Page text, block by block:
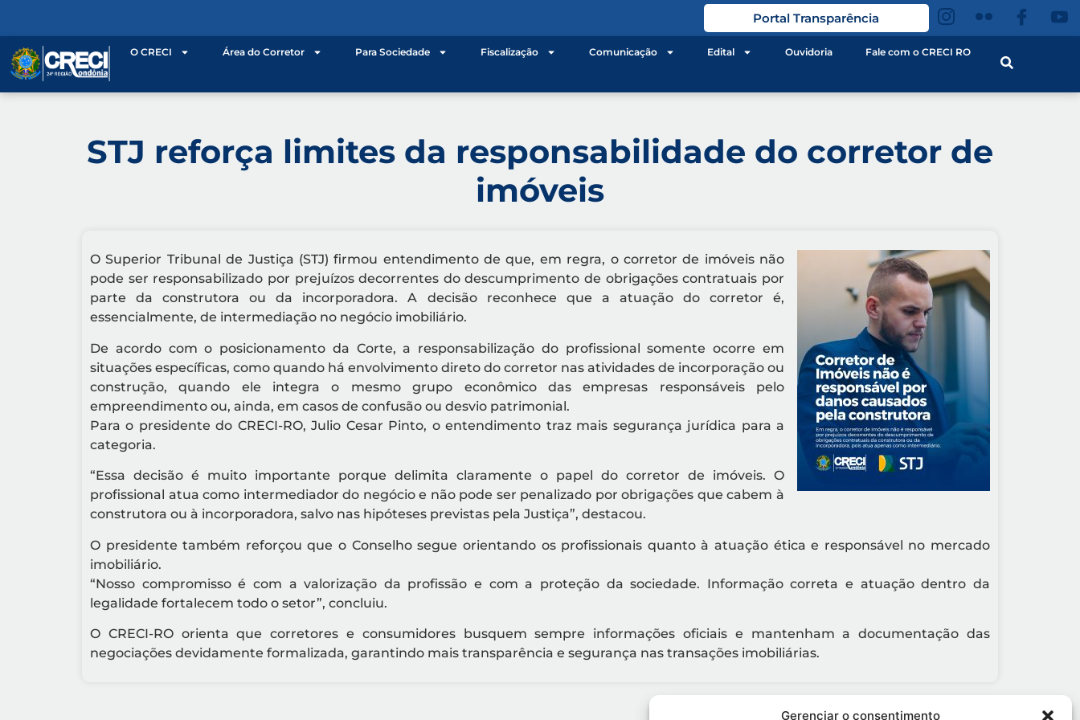
Gerenciar o consentimento
Portal Transparência
O CRECI Área do Corretor Para Sociedade Fiscalização Comunicação Edital Ouvidoria Fale com o CRECI RO
STJ reforça limites da responsabilidade do corretor de
imóveis
O Superior Tribunal de Justiça (STJ) firmou entendimento de que, em regra, o corretor de imóveis não
pode ser responsabilizado por prejuízos decorrentes do descumprimento de obrigações contratuais por
parte da construtora ou da incorporadora. A decisão reconhece que a atuação do corretor é,
essencialmente, de intermediação no negócio imobiliário.
De acordo com o posicionamento da Corte, a responsabilização do profissional somente ocorre em
situações específicas, como quando há envolvimento direto do corretor nas atividades de incorporação ou
construção, quando ele integra o mesmo grupo econômico das empresas responsáveis pelo
empreendimento ou, ainda, em casos de confusão ou desvio patrimonial.
Para o presidente do CRECI-RO, Julio Cesar Pinto, o entendimento traz mais segurança jurídica para a
categoria.
“Essa decisão é muito importante porque delimita claramente o papel do corretor de imóveis. O
profissional atua como intermediador do negócio e não pode ser penalizado por obrigações que cabem à
construtora ou à incorporadora, salvo nas hipóteses previstas pela Justiça”, destacou.
O presidente também reforçou que o Conselho segue orientando os profissionais quanto à atuação ética e responsável no mercado
imobiliário.
“Nosso compromisso é com a valorização da profissão e com a proteção da sociedade. Informação correta e atuação dentro da
legalidade fortalecem todo o setor”, concluiu.
O CRECI-RO orienta que corretores e consumidores busquem sempre informações oficiais e mantenham a documentação das
negociações devidamente formalizada, garantindo mais transparência e segurança nas transações imobiliárias.